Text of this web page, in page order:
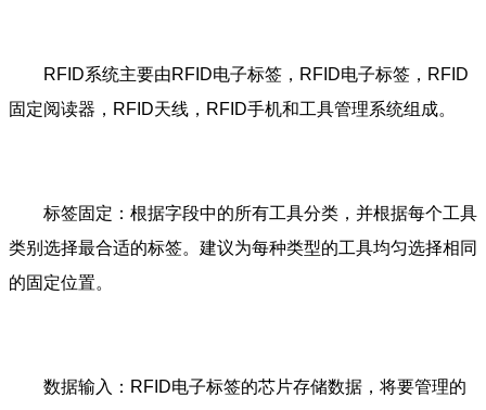
RFID系统主要由RFID电子标签，RFID电子标签，RFID
固定阅读器，RFID天线，RFID手机和工具管理系统组成。
标签固定：根据字段中的所有工具分类，并根据每个工具
类别选择最合适的标签。建议为每种类型的工具均匀选择相同
的固定位置。
数据输入：RFID电子标签的芯片存储数据，将要管理的